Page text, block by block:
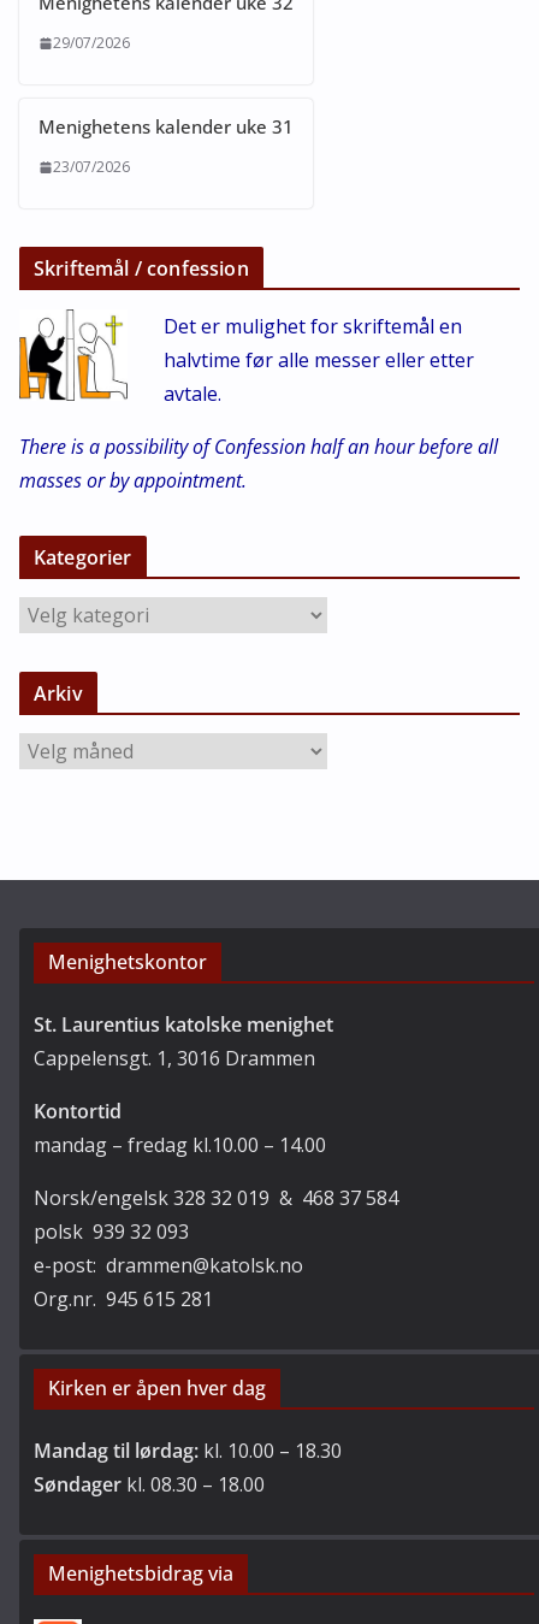
29/07/2026
Menighetens kalender uke 31
23/07/2026
Skriftemål / confession
Det er mulighet for skriftemål en
halvtime før alle messer eller etter
avtale.
There is a possibility of Confession half an hour before all
masses or by appointment.
Kategorier
K
t
g
r
Arkiv
A
Menighetskontor
St. Laurentius katolske menighet
Cappelensgt. 1, 3016 Drammen
Kontortid
mandag – fredag kl.10.00 – 14.00
Norsk/engelsk 328 32 019 & 468 37 584
polsk 939 32 093
e-post: drammen@katolsk.no
Org.nr. 945 615 281
Kirken er åpen hver dag
Mandag til lørdag: kl. 10.00 – 18.30
Søndager kl. 08.30 – 18.00
Menighetsbidrag via